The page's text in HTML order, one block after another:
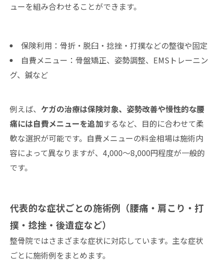
ューを組み合わせることができます。
保険利用：骨折・脱臼・捻挫・打撲などの整復や固定
自費メニュー：骨盤矯正、姿勢調整、EMSトレーニン
グ、鍼など
例えば、 ケガの治療は保険対象、姿勢改善や慢性的な腰
痛には自費メニューを追加するなど、目的に合わせて柔
軟な選択が可能です。自費メニューの料金相場は施術内
容によって異なりますが、4,000～8,000円程度が一般的
です。
代表的な症状ごとの施術例（腰痛・肩こり・打
撲・捻挫・後遺症など）
整骨院ではさまざまな症状に対応しています。主な症状
ごとに施術例をまとめます。